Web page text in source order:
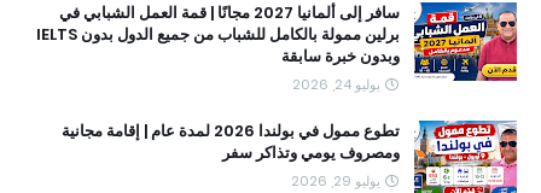
سافر إلى ألمانيا 2027 مجانًا | قمة العمل الشبابي في
برلين ممولة بالكامل للشباب من جميع الدول بدون IELTS
وبدون خبرة سابقة
يوليو 24, 2026
تطوع ممول في بولندا 2026 لمدة عام | إقامة مجانية
ومصروف يومي وتذاكر سفر
يوليو 29, 2026